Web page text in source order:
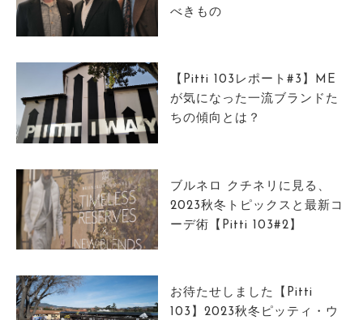
べきもの
【Pitti 103レポート#3】ME
が気になった一流ブランドた
ちの傾向とは？
ブルネロ クチネリに見る、
2023秋冬トピックスと最新コ
ーデ術【Pitti 103#2】
お待たせしました【Pitti
103】2023秋冬ピッティ・ウ
ABOUT SITE
サイトマップ